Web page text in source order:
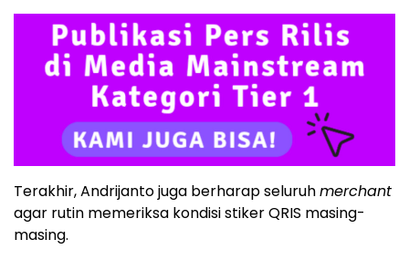
Terakhir, Andrijanto juga berharap seluruhmerchant
agar rutin memeriksa kondisi stiker QRIS masing-
masing.